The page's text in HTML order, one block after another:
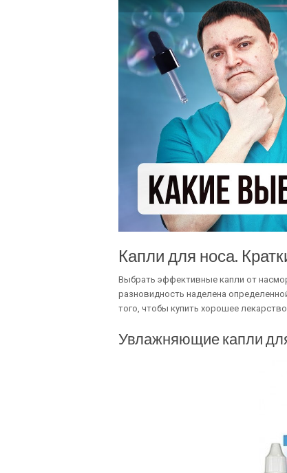
Капли для носа.
Выбрать эффективные капли от
разновидность наделена
того, чтобы купить хорошее
Увлажняющие капли